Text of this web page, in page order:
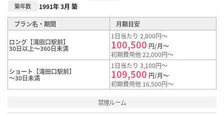
築年数 1991年 3月 築
プラン名・期間 月額目安
ロング【滝田口駅前】
30日以上～360日未満
1日当たり 2,800円～
100,500 円/月～
初期費用他 22,000円～
ショート【滝田口駅前】
～30日未満
1日当たり 3,100円～
109,500 円/月～
初期費用他 16,500円～
禁煙ルーム